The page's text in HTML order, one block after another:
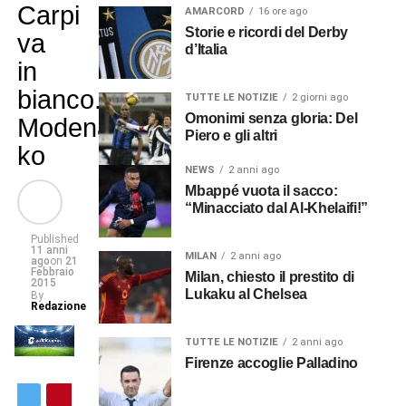
Carpi
va
in
bianco.
Modena
ko
Published
11 anni
agoon 21
Febbraio
2015
By
Redazione
AMARCORD 16 ore ago
Storie e ricordi del Derby
d’Italia
TUTTE LE NOTIZIE 2 giorni ago
Omonimi senza gloria: Del
Piero e gli altri
NEWS 2 anni ago
Mbappé vuota il sacco:
“Minacciato dal Al-Khelaifi!”
MILAN 2 anni ago
Milan, chiesto il prestito di
Lukaku al Chelsea
TUTTE LE NOTIZIE 2 anni ago
Firenze accoglie Palladino